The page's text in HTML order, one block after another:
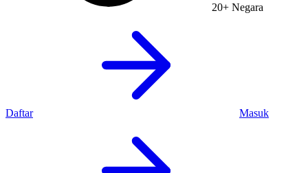
20+ Negara
Daftar Masuk